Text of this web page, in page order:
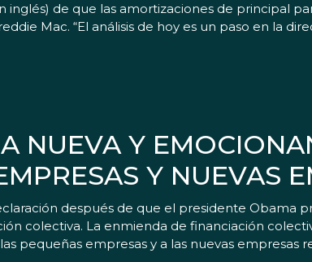
inglés) de que las amortizaciones de principal
Mac. “El análisis de hoy es un paso en la
NUEVA Y
Y NUEVAS
después de que el presidente Obama
colectiva. La enmienda de financiación
pequeñas empresas y a las nuevas empresas